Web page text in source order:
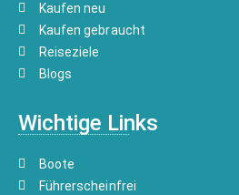
Kaufen neu
Kaufen gebraucht
Reiseziele
Blogs
Wichtige Links
Boote
Führerscheinfrei